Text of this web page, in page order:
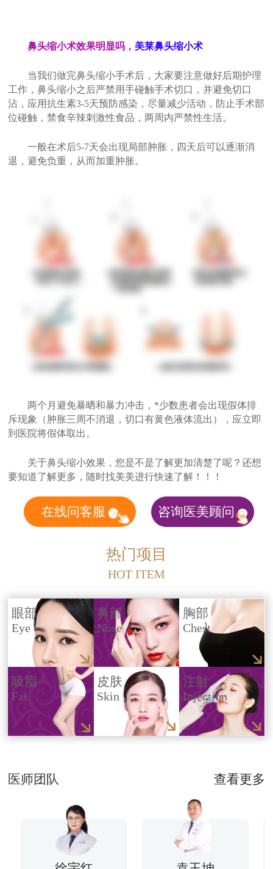
鼻头缩小术效果明显吗， 美莱鼻头缩小术
当我们做完鼻头缩小手术后，大家要注意做好后期护理
工作，鼻头缩小之后严禁用手碰触手术切口，并避免切口
沾，应用抗生素3-5天预防感染，尽量减少活动，防止手术部
位碰触，禁食辛辣刺激性食品，两周内严禁性生活。
一般在术后5-7天会出现局部肿胀，四天后可以逐渐消
退，避免负重，从而加重肿胀。
两个月避免暴晒和暴力冲击，*少数患者会出现假体排
斥现象（肿胀三周不消退，切口有黄色液体流出），应立即
到医院将假体取出。
关于鼻头缩小效果，您是不是了解更加清楚了呢？还想
要知道了解更多，随时找美美进行快速了解！！！
在线问客服 咨询医美顾问
热门项目
HOT ITEM
眼部
Eye
鼻部
Nose
胸部
Chest
吸脂
Fat
皮肤
Skin
注射
Injection
医师团队 查看更多